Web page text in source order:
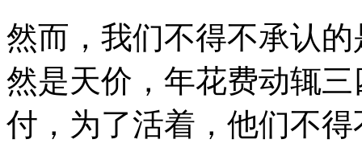
然而，我们不得不承认
然是天价，年花费动辄
付，为了活着，他们不